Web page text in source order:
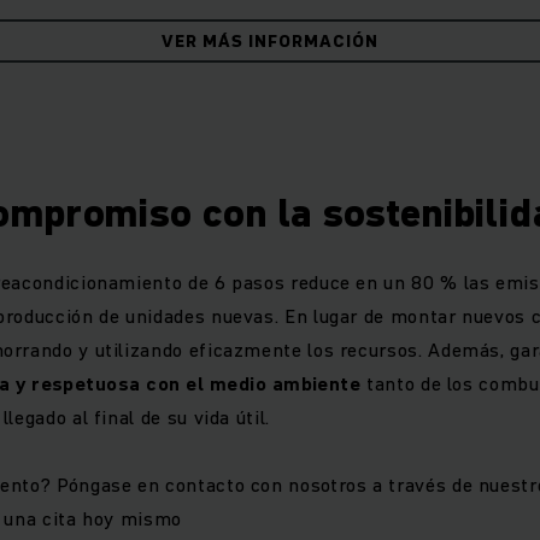
estado técnico y óptimo de las carretillas, siguiendo
elevados de seguridad y sostenibilidad.
de 12 meses. Ya sean nuevas o usadas, puede confiar en
Reacondicionamiento de 5 estrellas
estándares de calidad de 5 estrellas, cada uno de
en un centro especializado: recibe un
del fabricante
actuales y se comprueban, revisan y, en su caso,
al exhaustivo trabajo de limpieza y pintura al que
VER MÁS INFORMACIÓN
con la
de 6 pasos reduce en un 80 % las
de unidades nuevas. En lugar de montar nuevos
y utilizando eficazmente los recursos. Además,
y respetuosa con el medio ambiente tanto de los
al final de su vida útil.
Póngase en contacto con nosotros a través de
cita hoy mismo